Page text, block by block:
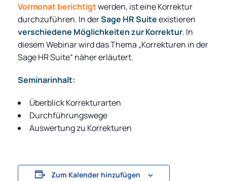
Vormonat berichtigtwerden, ist eine Korrektur
durchzuführen. In derSage HR Suiteexistieren
verschiedene Möglichkeiten zur Korrektur. In
diesem Webinar wird das Thema „Korrekturen in der
Sage HR Suite“ näher erläutert.
Seminarinhalt:
Überblick Korrekturarten
Durchführungswege
Auswertung zu Korrekturen
Zum Kalender hinzufügen